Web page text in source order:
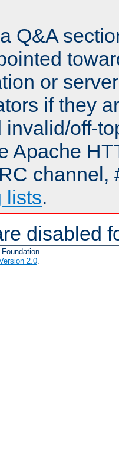
Q&A
or
if they
invalid/off-
Apache
channel,
lists.
disabled
2.0.